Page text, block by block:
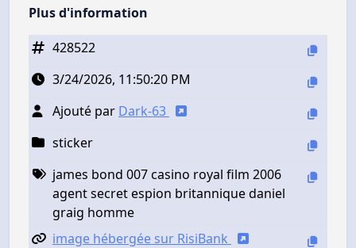
Plus d'information
428522
3/24/2026, 11:50:20 PM
Ajouté par Dark-63
sticker
james bond 007 casino royal film 2006
agent secret espion britannique daniel
graig homme
image hébergée sur RisiBank